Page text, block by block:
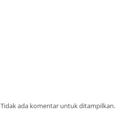
Tidak ada komentar untuk ditampilkan.